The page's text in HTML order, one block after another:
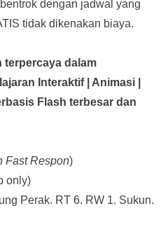
dengan jadwal yang
tidak dikenakan biaya.
terpercaya dalam
Interaktif| Animasi |
Flash terbesar dan
Fast Respon)
only)
Perak. RT 6. RW 1. Sukun.